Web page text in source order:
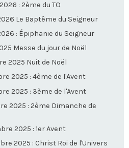
: 2ème du TO
Le Baptême du Seigneur
: Épiphanie du Seigneur
Messe du jour de Noël
2025 Nuit de Noël
2025 : 4ème de l'Avent
2025 : 3ème de l'Avent
2025 : 2ème Dimanche de
2025 : 1er Avent
2025 : Christ Roi de l'Univers